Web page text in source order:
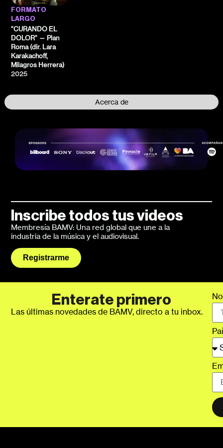
Acerca de
FORMATO
LARGO
"CURANDO EL
DOLOR" — Plan
Roma (dir. Lara
Karakachoff,
Milagros Herrera)
2025
Inscribe todos tus videos
Membresía BAMV: Una red global que une a la
industria de la música y el audiovisual.
Registrarme
Enterate primero
Las últimas novedades de BAMV, directo a tu inbox.